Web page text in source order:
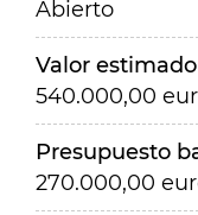
Abierto
Valor
540.000,00
Presupuesto
270.000,00